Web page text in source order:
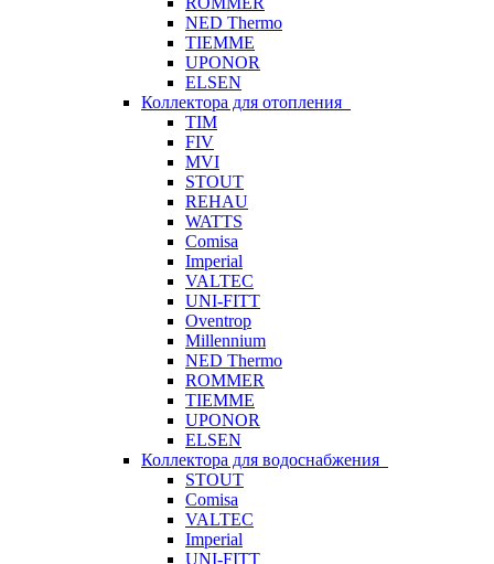
NED Thermo
TIEMME
UPONOR
ELSEN
Коллектора для отопления
TIM
FIV
MVI
STOUT
REHAU
WATTS
Comisa
Imperial
VALTEC
UNI-FITT
Oventrop
Millennium
NED Thermo
ROMMER
TIEMME
UPONOR
ELSEN
Коллектора для водоснабжения
STOUT
Comisa
VALTEC
Imperial
UNI-FITT